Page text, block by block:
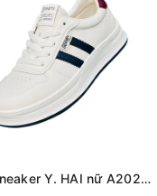
Giày Sneaker Y. HAI nữ A2028 da xịn cao cấp